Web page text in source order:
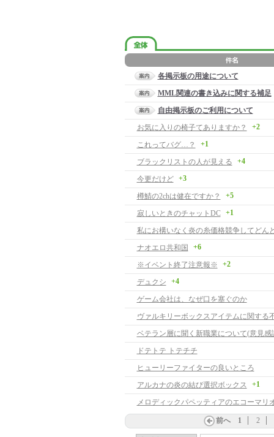
各掲示板の用途について
MML関連の書き込みに関する補足
自由掲示板のご利用について
お気に入りの椅子てありますか？
+2
これってバグ…？ +1
ブラックリストの人が見える +4
今更だけど +3
樽鯖の2chは健在ですか？ +5
寂しいときのチャットDC +1
ナオエロ共和国 +6
※イベント終了注意報※ +2
デュクシ +4
ゲーム会社は、なぜ口を塞ぐのか
ヴァルキリーボックスアイテムに関する
ベテラン層に聞く新職業について(意見感
ドテトテ トテチチ
ヒューリーファイターの良いところ
アルカナの炎の結び選択ボックス
+1
前へ 1 2